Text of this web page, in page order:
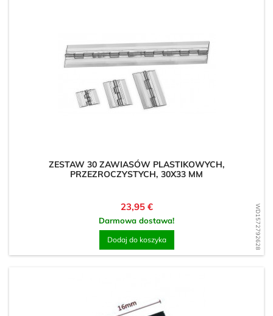
WD1572792628
ZESTAW 30 ZAWIASÓW PLASTIKOWYCH,
PRZEZROCZYSTYCH, 30X33 MM
Cena
23,95 €
Darmowa dostawa!
Dodaj do koszyka